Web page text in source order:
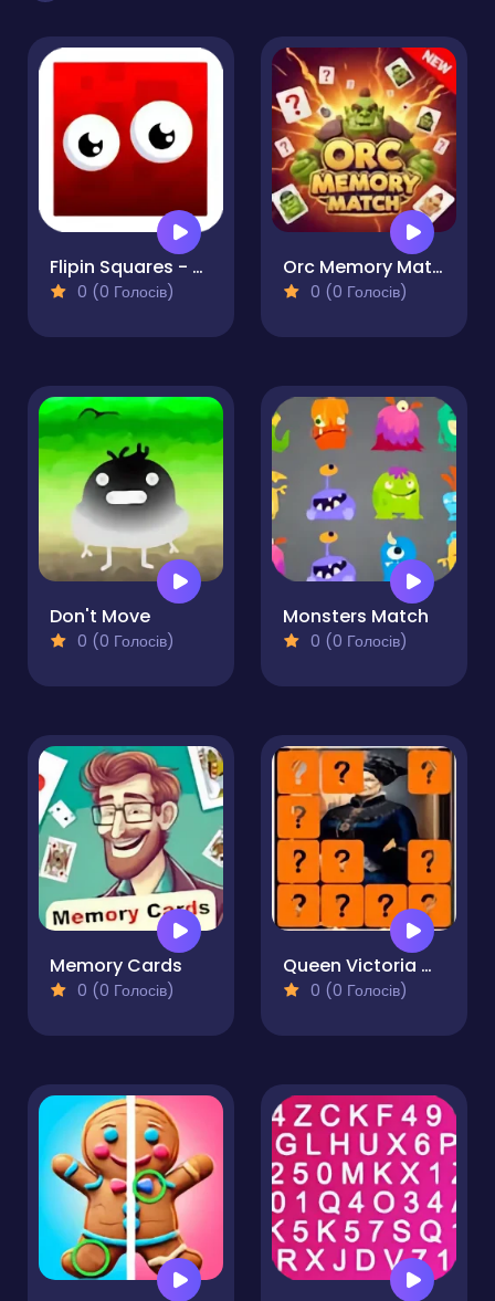
Flipin Squares - Match Pairs
0 (0 Голосів)
Orc Memory Match
0 (0 Голосів)
Don't Move
0 (0 Голосів)
Monsters Match
0 (0 Голосів)
Memory Cards
0 (0 Голосів)
Queen Victoria Memory Match
0 (0 Голосів)